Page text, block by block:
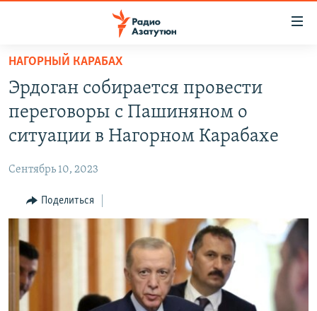
Перейти
основному
содержанию
Перейти
основной
навигации
Перейти
НОВОСТИ
ПОЛИТИКА
ЭКОНОМИКА
РЕГИОН
КУЛЬТУРА
СПОРТ
АРХИВ
НАГОРНЫЙ КАРАБАХ
Эрдоган собирается провести
переговоры с Пашиняном о
ситуации в Нагорном Карабахе
Сентябрь 10, 2023
Поделиться